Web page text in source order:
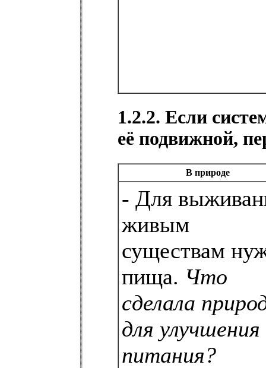
1.2.2. Если
её подвижной,
В природе
- Для
живым
существам
пища. Что
сделала
для улучшения
питания?